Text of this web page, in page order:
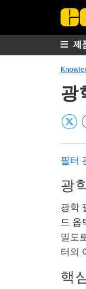
제
광
필터
광
광학
드 옵
밀도
터의
핵